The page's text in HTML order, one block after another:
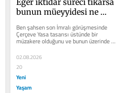
bunun müeyyidesi ne
Ben şahsen son İmralı görüşmesinde
Çerçeve Yasa tasarısı üstünde bir
müzakere olduğunu ve bunun üzerinde
devlet temsilcileriyle Öcalan...
02.08.2026
20
Yeni
Yaşam